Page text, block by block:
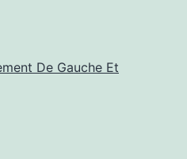
De Gauche Et